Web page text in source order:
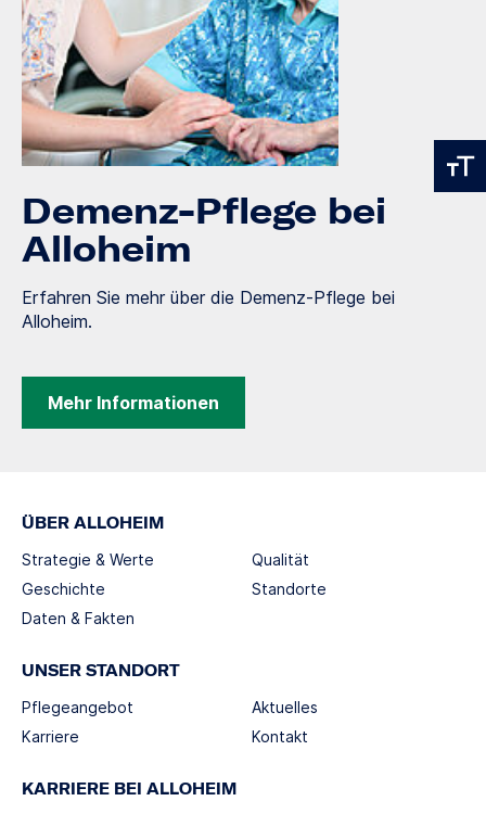
Demenz-Pflege bei
Alloheim
Erfahren Sie mehr über die Demenz-Pflege bei
Alloheim.
Mehr Informationen
ÜBER ALLOHEIM
Strategie & Werte
Geschichte
Daten & Fakten
Qualität
Standorte
UNSER STANDORT
Pflegeangebot
Karriere
Aktuelles
Kontakt
KARRIERE BEI ALLOHEIM